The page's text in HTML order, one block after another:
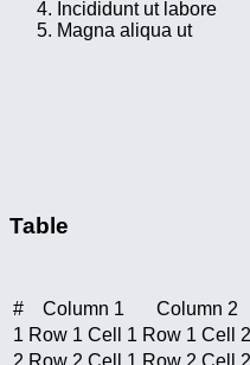
Incididunt ut labore
Magna aliqua ut
Table
# Column 1 Column 2
1 Row 1 Cell 1 Row 1 Cell 2